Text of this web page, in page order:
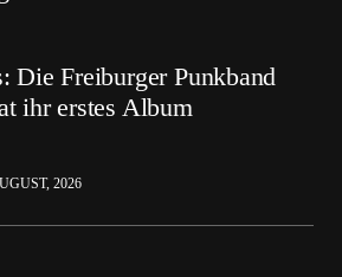
Die Freiburger Punkband
ihr erstes Album
2026